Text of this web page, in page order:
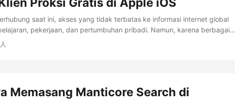
saat ini, akses yang tidak terbatas ke informasi internet global
pekerjaan, dan pertumbuhan pribadi. Namun, karena berbagai
daerah dibatasi. Artikel ini akan berfokus pada beberapa
Memasang Manticore Search di